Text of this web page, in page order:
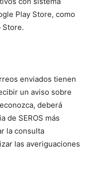
Play Store, como
Store.
enviados tienen
un aviso sobre
deberá
de SEROS más
la consulta
las averiguaciones